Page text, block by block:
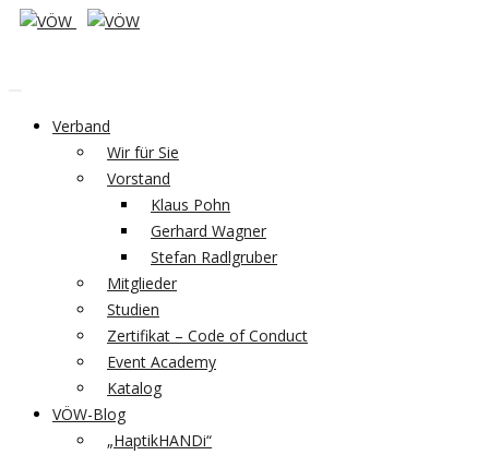
Verband
Wir für Sie
Vorstand
Klaus Pohn
Gerhard Wagner
Stefan Radlgruber
Mitglieder
Studien
Zertifikat – Code of Conduct
Event Academy
Katalog
VÖW-Blog
„HaptikHANDi“